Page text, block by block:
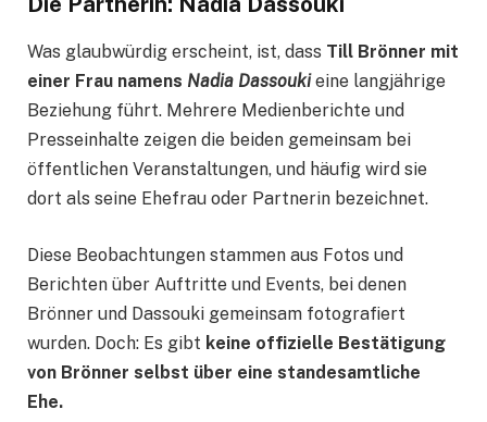
Was glaubwürdig erscheint, ist, dass Till Brönner mit
einer Frau namens Nadia Dassoukieine langjährige
Beziehung führt. Mehrere Medienberichte und
Presseinhalte zeigen die beiden gemeinsam bei
öffentlichen Veranstaltungen, und häufig wird sie
dort als seine Ehefrau oder Partnerin bezeichnet.
Diese Beobachtungen stammen aus Fotos und
Berichten über Auftritte und Events, bei denen
Brönner und Dassouki gemeinsam fotografiert
wurden. Doch: Es gibt keine offizielle Bestätigung
von Brönner selbst über eine standesamtliche
Ehe.